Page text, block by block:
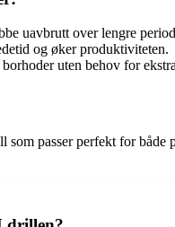
uavbrutt over lengre
og øker produktiviteten.
uten behov for
passer perfekt for